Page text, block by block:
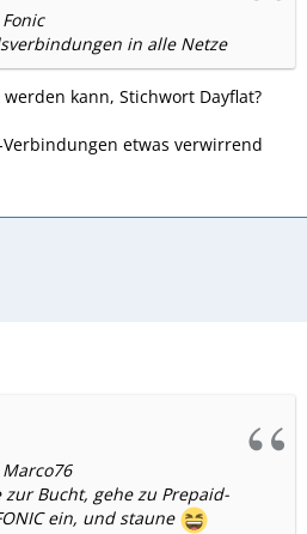
in alle Netze
kann, Stichwort Dayflat?
etwas verwirrend
Bucht, gehe zu Prepaid-
ein, und staune